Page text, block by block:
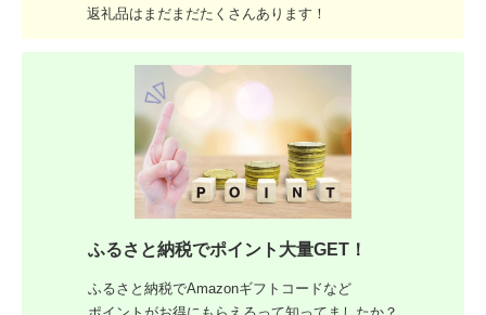
返礼品はまだまだたくさんあります！
ふるさと納税でポイント大量GET！
ふるさと納税でAmazonギフトコードなど